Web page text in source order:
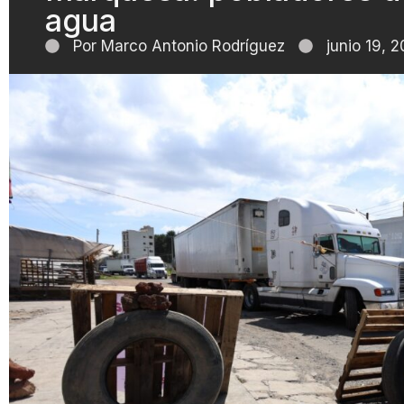
agua
Por Marco Antonio Rodríguez junio 19,